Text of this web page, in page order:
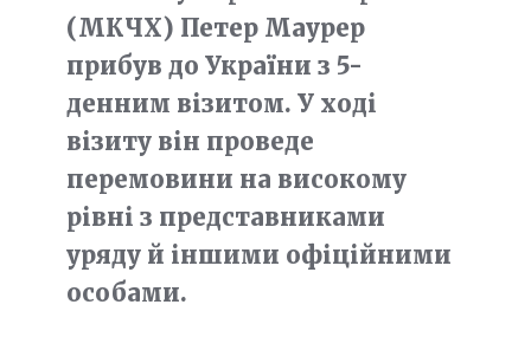
(МКЧХ) Петер Маурер
прибув до України з 5-
денним візитом. У ході
візиту він проведе
перемовини на високому
рівні з представниками
уряду й іншими офіційними
особами.